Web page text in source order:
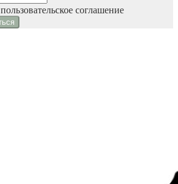
пользовательское соглашение